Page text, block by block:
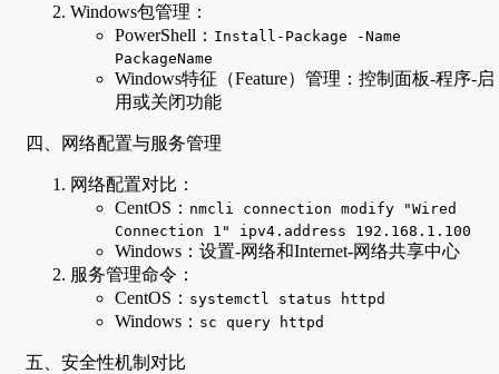
Windows包管理：
PowerShell： Install-Package -Name
PackageName
Windows特征（Feature）管理：控制面板-程序-启
用或关闭功能
四、网络配置与服务管理
网络配置对比：
CentOS： nmcli connection modify "Wired
Connection 1" ipv4.address 192.168.1.100
Windows：设置-网络和Internet-网络共享中心
服务管理命令：
CentOS： systemctl status httpd
Windows： sc query httpd
五、安全性机制对比